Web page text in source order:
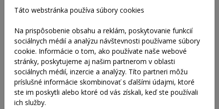
Písacie stoly
Konferenčné stôly
Táto webstránka používa súbory cookies
Na prispôsobenie obsahu a reklám, poskytovanie funkcií
sociálnych médií a analýzu návštevnosti používame súbory
cookie. Informácie o tom, ako používate naše webové
stránky, poskytujeme aj našim partnerom v oblasti
sociálnych médií, inzercie a analýzy. Títo partneri môžu
príslušné informácie skombinovať s ďalšími údajmi, ktoré
ste im poskytli alebo ktoré od vás získali, keď ste používali
ich služby.